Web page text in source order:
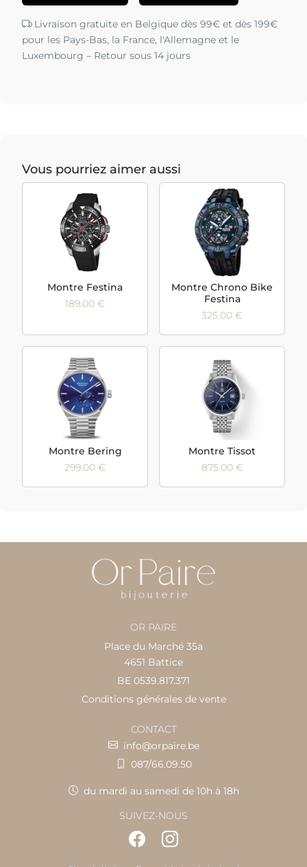
Livraison gratuite en Belgique dès 99€ et dès 199€
pour les Pays-Bas, la France, l'Allemagne et le
Luxembourg – Retour sous 14 jours
Vous pourriez aimer aussi
Montre Festina
189.00 €
Montre Chrono Bike
Festina
325.00 €
Montre Bering
299.00 €
Montre Tissot
875.00 €
OR PAIRE
Place du Marché 35a
4651 Battice
BE 0539.817.371
Conditions générales de vente
CONTACT
info@orpaire.be
087/66.09.50
du mardi au samedi de 10h à 18h
SUIVEZ-NOUS